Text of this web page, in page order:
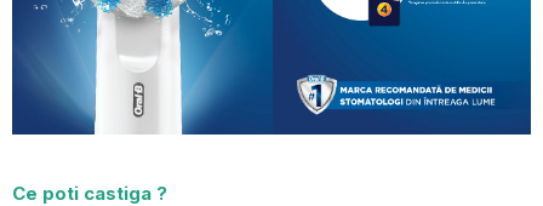
Ce poti castiga ?